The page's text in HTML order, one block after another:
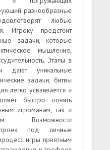
разнообразные
любые
Игроку предстоит
задачи, которые
мышление,
Этапы в
дают уникальные
задачи, битвы
легко усваивается и
быстро понять
игроманам, так и
Возможности
под личные
игры приятным